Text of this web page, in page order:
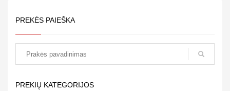
PREKĖS PAIEŠKA
PREKIŲ KATEGORIJOS